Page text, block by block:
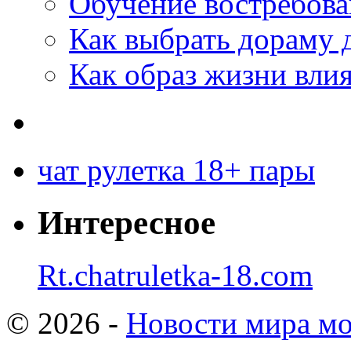
Как выбрать дораму
Как образ жизни
чат рулетка 18+ пары
Интересное
Rt.chatruletka-18.com
© 2026 - Новости мира